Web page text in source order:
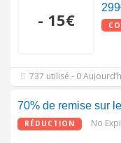
- 15€
737 utilisé - 0
70% de remise sur
RÉDUCTION No